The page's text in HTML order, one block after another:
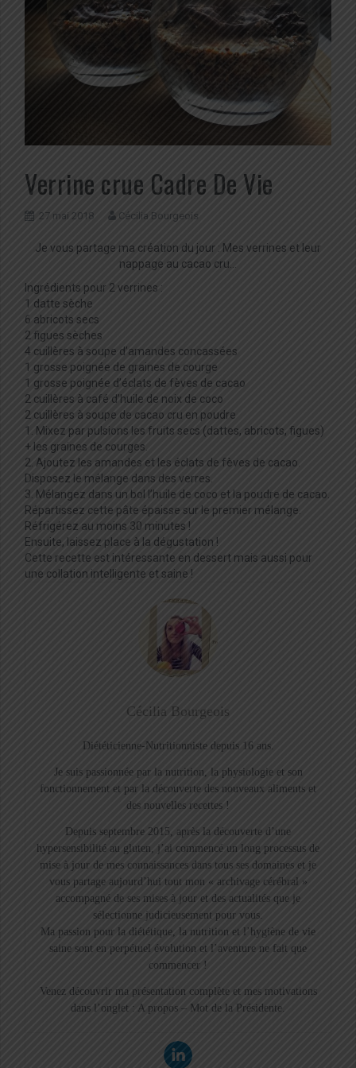
Verrine crue Cadre De Vie
27 mai 2018 Cécilia Bourgeois
Je vous partage ma création du jour : Mes verrines et leur
nappage au cacao cru…
Ingrédients pour 2 verrines :
1 datte sèche
6 abricots secs
2 figues sèches
4 cuillères à soupe d’amandes concassées
1 grosse poignée de graines de courge
1 grosse poignée d’éclats de fèves de cacao
2 cuillères à café d’huile de noix de coco
2 cuillères à soupe de cacao cru en poudre
1. Mixez par pulsions les fruits secs (dattes, abricots, figues)
+ les graines de courges.
2. Ajoutez les amandes et les éclats de fèves de cacao.
Disposez le mélange dans des verres.
3. Mélangez dans un bol l’huile de coco et la poudre de cacao.
Répartissez cette pâte épaisse sur le premier mélange.
Réfrigérez au moins 30 minutes !
Ensuite, laissez place à la dégustation !
Cette recette est intéressante en dessert mais aussi pour
une collation intelligente et saine !
Cécilia Bourgeois
Diététicienne-Nutritionniste depuis 16 ans.
Je suis passionnée par la nutrition, la physiologie et son
fonctionnement et par la découverte des nouveaux aliments et
des nouvelles recettes !
Depuis septembre 2015, après la découverte d’une
hypersensibilité au gluten, j’ai commencé un long processus de
mise à jour de mes connaissances dans tous ses domaines et je
vous partage aujourd’hui tout mon « archivage cérébral »
accompagné de ses mises à jour et des actualités que je
sélectionne judicieusement pour vous.
Ma passion pour la diététique, la nutrition et l’hygiène de vie
saine sont en perpétuel évolution et l’aventure ne fait que
commencer !
Venez découvrir ma présentation complète et mes motivations
dans l’onglet : A propos – Mot de la Présidente.